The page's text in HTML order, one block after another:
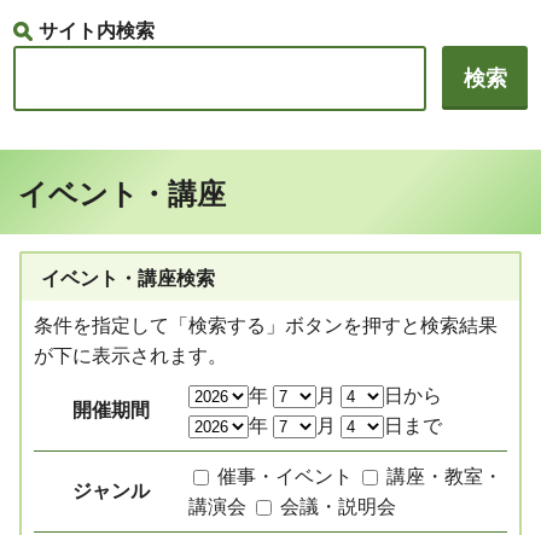
サイト内検索
イベント・講座
イベント・講座検索
条件を指定して「検索する」ボタンを押すと検索結果
が下に表示されます。
開催期間
年 月
日から
年
月 日まで
ジャンル
催事・イベント
講座・教室・
講演会
会議・説明会